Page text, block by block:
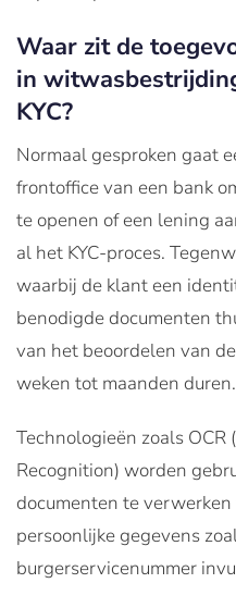
Waar zit de
in
KYC?
Normaal gesproken gaat
frontoffice van een bank
te openen of een lening
al het KYC-proces.
waarbij de klant een
benodigde documenten
van het beoordelen van
weken tot maanden duren.
Technologieën zoals OCR
Recognition) worden
documenten te
persoonlijke gegevens
burgerservicenummer